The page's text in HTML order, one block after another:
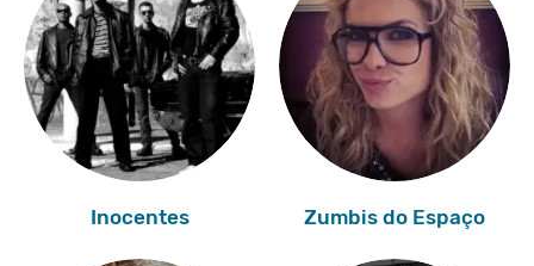
Inocentes Zumbis do Espaço